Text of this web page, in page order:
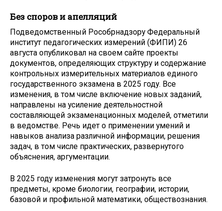
Без споров и апелляций
Подведомственный Рособрнадзору Федеральный
институт педагогических измерений (ФИПИ) 26
августа опубликовал на своем сайте проекты
документов, определяющих структуру и содержание
контрольных измерительных материалов единого
государственного экзамена в 2025 году. Все
изменения, в том числе включение новых заданий,
направлены на усиление деятельностной
составляющей экзаменационных моделей, отметили
в ведомстве. Речь идет о применении умений и
навыков анализа различной информации, решения
задач, в том числе практических, развернутого
объяснения, аргументации.
В 2025 году изменения могут затронуть все
предметы, кроме биологии, географии, истории,
базовой и профильной математики, обществознания.